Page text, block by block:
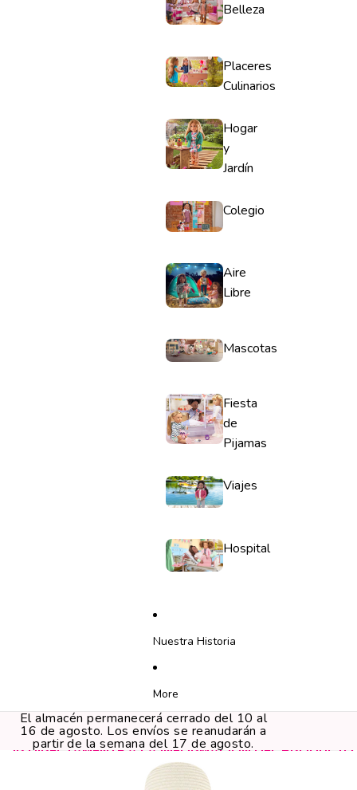
Belleza
Placeres
Culinarios
Hogar
y
Jardín
Colegio
Aire
Libre
Mascotas
Fiesta
de
Pijamas
Viajes
Hospital
Nuestra Historia
More
El almacén permanecerá cerrado del 10 al
16 de agosto. Los envíos se reanudarán a
partir de la semana del 17 de agosto.
IR DIRECTAMENTE A LA INFORMACIÓN DEL PRODUCTO